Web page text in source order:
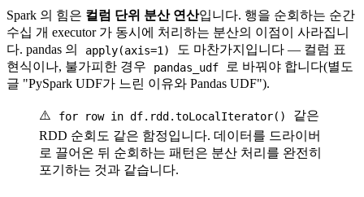
Spark 의 힘은 컬럼 단위 분산 연산입니다. 행을 순회하는 순간
수십 개 executor 가 동시에 처리하는 분산의 이점이 사라집니
다. pandas 의
apply(axis=1)
도 마찬가지입니다 — 컬럼 표
현식이나, 불가피한 경우
pandas_udf
로 바꿔야 합니다(별도
글 "PySpark UDF가 느린 이유와 Pandas UDF").
⚠️ for row in df.rdd.toLocalIterator()
같은
RDD 순회도 같은 함정입니다. 데이터를 드라이버
로 끌어온 뒤 순회하는 패턴은 분산 처리를 완전히
포기하는 것과 같습니다.